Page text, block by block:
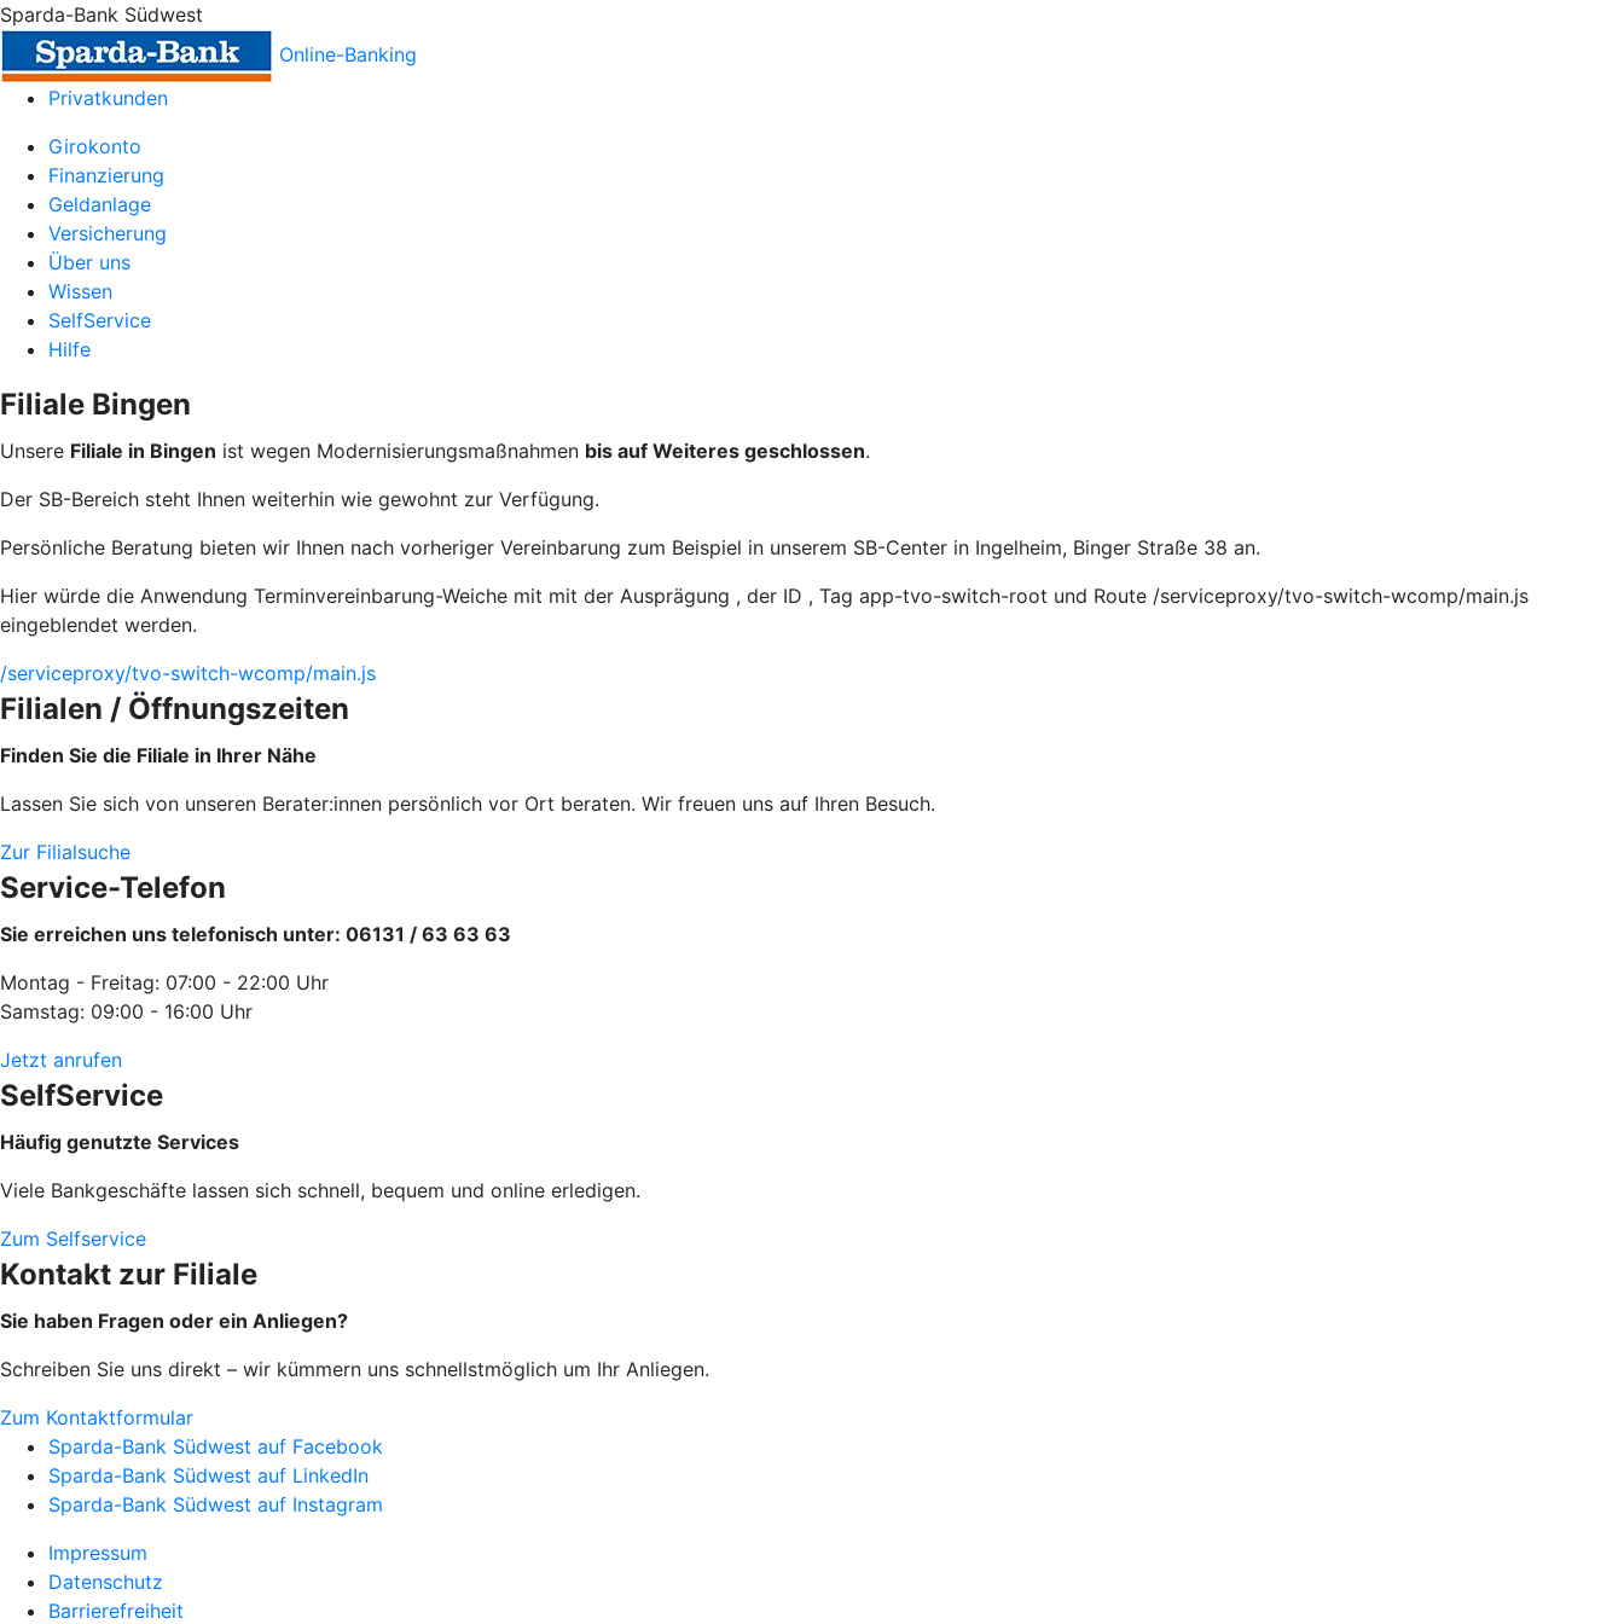
Sparda-Bank Südwest
Online-Banking
Privatkunden
Girokonto
Finanzierung
Geldanlage
Versicherung
Über uns
Wissen
SelfService
Hilfe
Filiale Bingen
Unsere Filiale in Bingen ist wegen Modernisierungsmaßnahmen bis auf Weiteres geschlossen.
Der SB-Bereich steht Ihnen weiterhin wie gewohnt zur Verfügung.
Persönliche Beratung bieten wir Ihnen nach vorheriger Vereinbarung zum Beispiel in unserem SB-Center in Ingelheim, Binger Straße 38 an.
Hier würde die Anwendung Terminvereinbarung-Weiche mit mit der Ausprägung , der ID , Tag app-tvo-switch-root und Route /serviceproxy/tvo-switch-wcomp/main.js
eingeblendet werden.
/serviceproxy/tvo-switch-wcomp/main.js
Filialen / Öffnungszeiten
Finden Sie die Filiale in Ihrer Nähe
Lassen Sie sich von unseren Berater:innen persönlich vor Ort beraten. Wir freuen uns auf Ihren Besuch.
Zur Filialsuche
Service-Telefon
Sie erreichen uns telefonisch unter: 06131 / 63 63 63
Montag - Freitag: 07:00 - 22:00 Uhr
Samstag: 09:00 - 16:00 Uhr
Jetzt anrufen
SelfService
Häufig genutzte Services
Viele Bankgeschäfte lassen sich schnell, bequem und online erledigen.
Zum Selfservice
Kontakt zur Filiale
Sie haben Fragen oder ein Anliegen?
Schreiben Sie uns direkt – wir kümmern uns schnellstmöglich um Ihr Anliegen.
Zum Kontaktformular
Sparda-Bank Südwest auf Facebook
Sparda-Bank Südwest auf LinkedIn
Sparda-Bank Südwest auf Instagram
Impressum
Datenschutz
Barrierefreiheit